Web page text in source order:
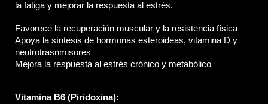
la fatiga y mejorar la respuesta al estrés.
Favorece la recuperación muscular y la resistencia física
Apoya la síntesis de hormonas esteroideas, vitamina D y
neutrotrasnmisores
Mejora la respuesta al estrés crónico y metabólico
Vitamina B6 (Piridoxina):